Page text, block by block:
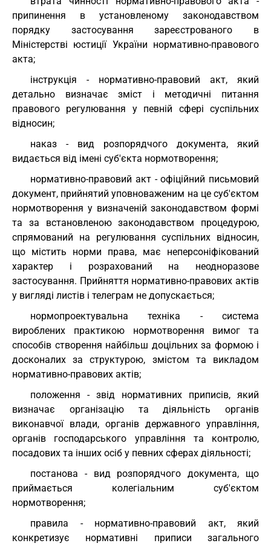
припинення в установленому законодавством
порядку застосування зареєстрованого в
Міністерстві юстиції України нормативно-правового
акта;
інструкція - нормативно-правовий акт, який
детально визначає зміст і методичні питання
правового регулювання у певній сфері суспільних
відносин;
наказ - вид розпорядчого документа, який
видається від імені суб'єкта нормотворення;
нормативно-правовий акт - офіційний письмовий
документ, прийнятий уповноваженим на це суб'єктом
нормотворення у визначеній законодавством формі
та за встановленою законодавством процедурою,
спрямований на регулювання суспільних відносин,
що містить норми права, має неперсоніфікований
характер і розрахований на неодноразове
застосування. Прийняття нормативно-правових актів
у вигляді листів і телеграм не допускається;
нормопроектувальна техніка - система
вироблених практикою нормотворення вимог та
способів створення найбільш доцільних за формою і
досконалих за структурою, змістом та викладом
нормативно-правових актів;
положення - звід нормативних приписів, який
визначає організацію та діяльність органів
виконавчої влади, органів державного управління,
органів господарського управління та контролю,
посадових та інших осіб у певних сферах діяльності;
постанова - вид розпорядчого документа, що
приймається колегіальним суб'єктом
нормотворення;
правила - нормативно-правовий акт, який
конкретизує нормативні приписи загального